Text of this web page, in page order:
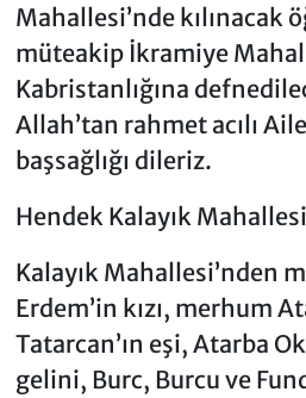
Mahallesi’nde kılınacak
müteakip İkramiye
Kabristanlığına
Allah’tan rahmet acılı
başsağlığı dileriz.
Hendek Kalayık
Kalayık Mahallesi’nden
Erdem’in kızı, merhum
Tatarcan’ın eşi, Atarba
gelini, Burc, Burcu ve